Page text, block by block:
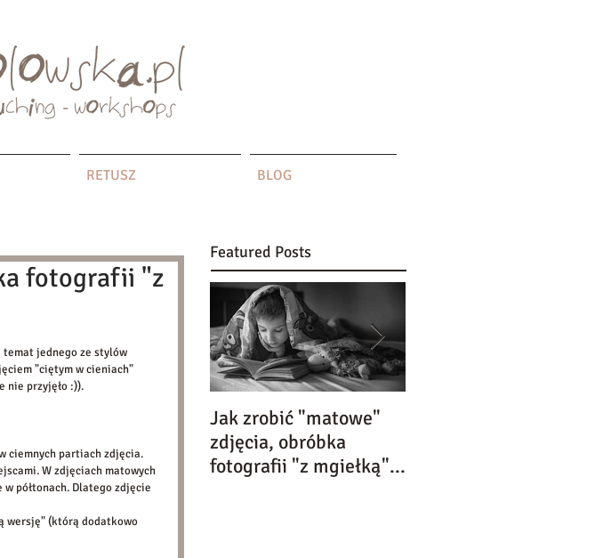
RETUSZ BLOG
fotografii "z
temat jednego ze stylów
"ciętym w cieniach"
nie przyjęło :)).
ciemnych partiach zdjęcia.
W zdjęciach matowych
półtonach. Dlatego zdjęcie
wersję" (którą dodatkowo
Featured Posts
Jak zrobić "matowe"
zdjęcia, obróbka
fotografii "z mgiełką"...